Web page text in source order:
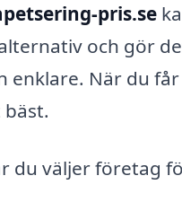
pris.se
och gör
enklare. När du
du väljer företag